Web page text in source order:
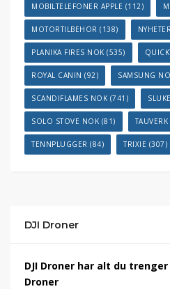
MOBILTELEFONER APPLE (112)
MOTORTILBEHOR (138) NYHETER
PLANIKA FIRES NOK (535)
ROYAL CANIN (92) SAMSUNG NO
SCANDIFLAMES NOK (741)
SOLO STOVE NOK (81)
TENNPLUGGER (84) TRIXIE (307)
DJI Droner
DJI Droner har alt du
Droner